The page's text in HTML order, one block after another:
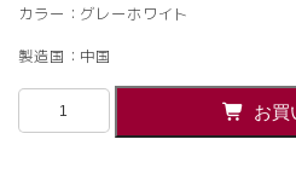
カラー：グレーホワイト
製造国：中国
【法
お買